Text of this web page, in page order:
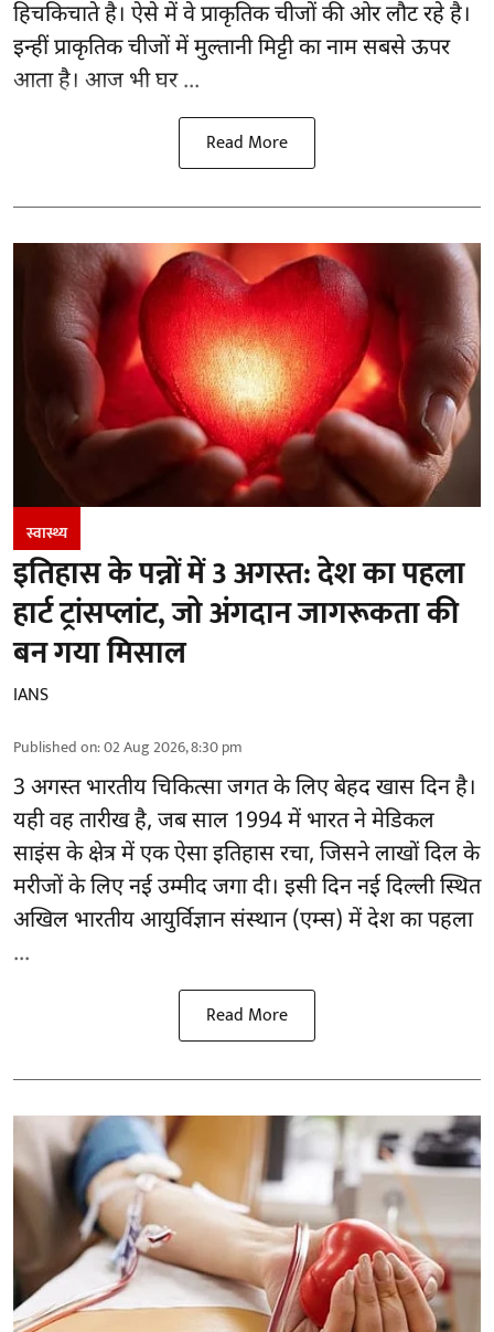
हिचकिचाते है। ऐसे में वे प्राकृतिक चीजों की ओर लौट रहे है।
इन्हीं प्राकृतिक चीजों में मुल्तानी मिट्टी का नाम सबसे ऊपर
आता है। आज भी घर ...
Read More
स्वास्थ्य
इतिहास के पन्नों में 3 अगस्त: देश का पहला
हार्ट ट्रांसप्लांट​, जो अंगदान जागरूकता की
बन गया मिसाल
IANS
Published on:02 Aug 2026, 8:30 pm
3 अगस्त भारतीयचिकित्साजगत के लिए बेहद खास दिन है।
यही वह तारीख है, जब साल 1994 में भारत ने मेडिकल
साइंस के क्षेत्र में एक ऐसा इतिहास रचा, जिसने लाखों दिल के
मरीजों के लिए नई उम्मीद जगा दी। इसी दिन नई दिल्ली स्थित
अखिल भारतीय आयुर्विज्ञान संस्थान (एम्स) में देश का पहला
...
Read More